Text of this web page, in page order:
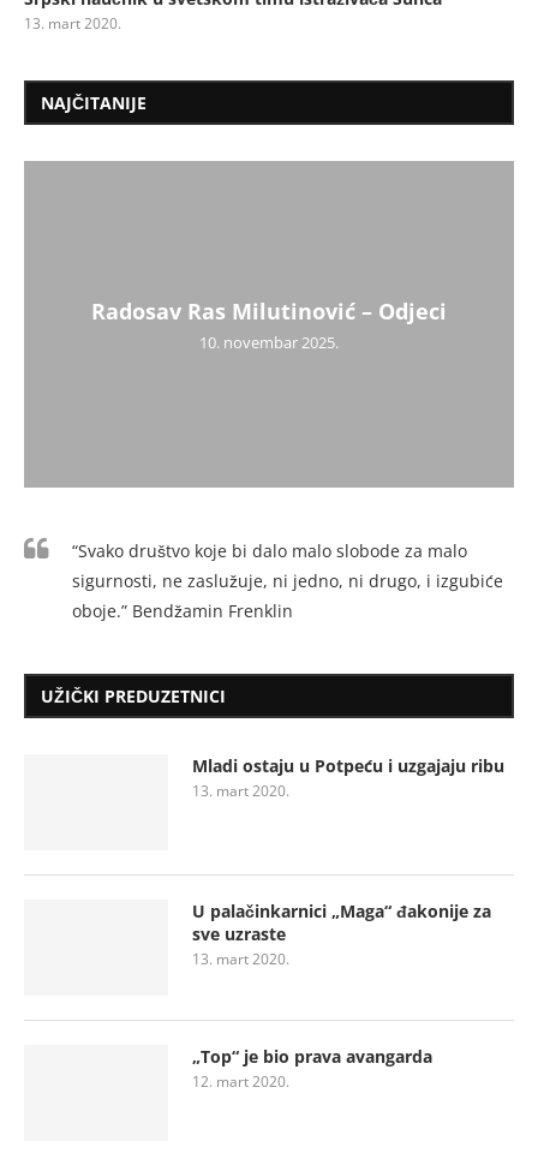
13. mart 2020.
NAJČITANIJE
Radosav Ras Milutinović – Odjeci
10. novembar 2025.
“Svako društvo koje bi dalo malo slobode za malo
sigurnosti, ne zaslužuje, ni jedno, ni drugo, i izgubiće
oboje.” Bendžamin Frenklin
UŽIČKI PREDUZETNICI
Mladi ostaju u Potpeću i uzgajaju ribu
13. mart 2020.
U palačinkarnici „Maga“ đakonije za
sve uzraste
13. mart 2020.
„Top“ je bio prava avangarda
12. mart 2020.